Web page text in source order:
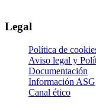
Legal
Política de
Aviso legal y
Documentación
Información ASG
Canal ético